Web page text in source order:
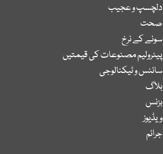
دلچسپ و عجیب
صحت
سونے کے نرخ
پیٹرولیم مصنوعات کی قیمتیں
سائنس و ٹیکنالوجی
بلاگ
بزنس
ویڈیوز
جرائم